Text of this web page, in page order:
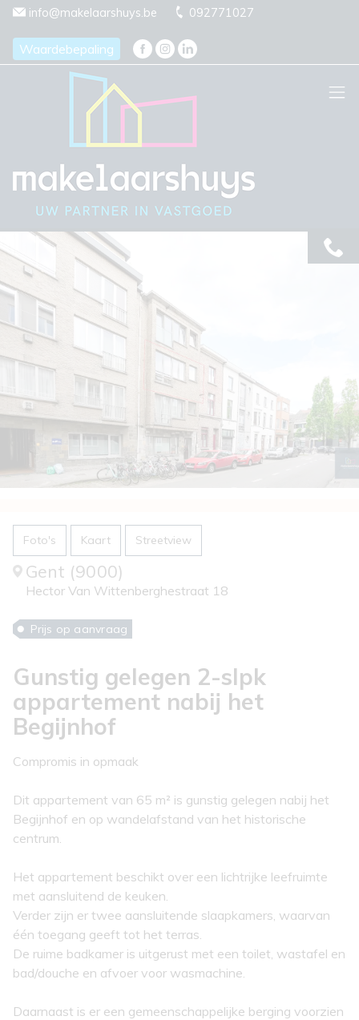
Menu overslaan en naar de inhoud gaan
info@makelaarshuys.be 092771027
Waardebepaling
Gunstig gelegen 2-slpk
appartement nabij het
Begijnhof
Gent (9000)
Hector Van Wittenberghestraat 18
Prijs op aanvraag
Foto's Kaart Streetview
Compromis in opmaak
Dit appartement van 65 m² is gunstig gelegen nabij het
Begijnhof en op wandelafstand van het historische
centrum.
Het appartement beschikt over een lichtrijke leefruimte
met aansluitend de keuken.
Verder zijn er twee aansluitende slaapkamers, waarvan
één toegang geeft tot het terras.
De ruime badkamer is uitgerust met een toilet, wastafel en
bad/douche en afvoer voor wasmachine.
Daarnaast is er een gemeenschappelijke berging voorzien